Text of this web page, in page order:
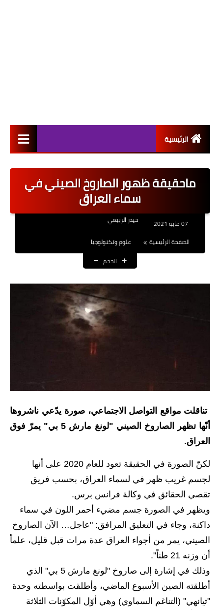
الرئيسية
اخبار القطاع العام
اخبار القطاع الخاص
العقود والاجور اليومية
الرواتب
القروض والسلف
المنح المالية
اخبار العراق
الاخبار السياسية
الاخبار الامنية
الاخبار الاقتصادية
الاخبار الرياضية
المدارس
اخبار وقرارات وزارة التربية
نتائج الامتحانات
المرحلة الابتدائية
المرحلة المتوسطة
ماحقيقة ظهور الصاروخ الصيني في
سماء العراق
حيدر الربيعي
الصفحة الرئيسية
علوم وتكنولوجيا
الحجم
تناقلت مواقع التواصل الاجتماعي، صورة يدّعي ناشروها
أنّها تظهر الصاروخ الصيني "لونغ مارش 5 بي" يمرّ فوق
العراق.
لكنّ الصورة في الحقيقة تعود للعام 2020 على أنها
لجسم غريب ظهر في لسماء العراق، بحسب فريق
تقصي الحقائق في وكالة فرانس برس.
ويظهر في الصورة جسم مضيء أحمر اللون في سماء
داكنة، وجاء في التعليق المرافق: "عاجل… الآن الصاروخ
الصيني، يمر من أجواء العراق عدة مرات قبل قليل، علماً
أن وزنه 21 طناً".
وذلك في إشارة إلى صاروخ "لونغ مارش 5 بي" الذي
أطلقته الصين الأسبوع الماضي، وأطلقت بواسطته وحدة
"تيانهي" (التناغم السماوي) وهي أوّل المكوّنات الثلاثة